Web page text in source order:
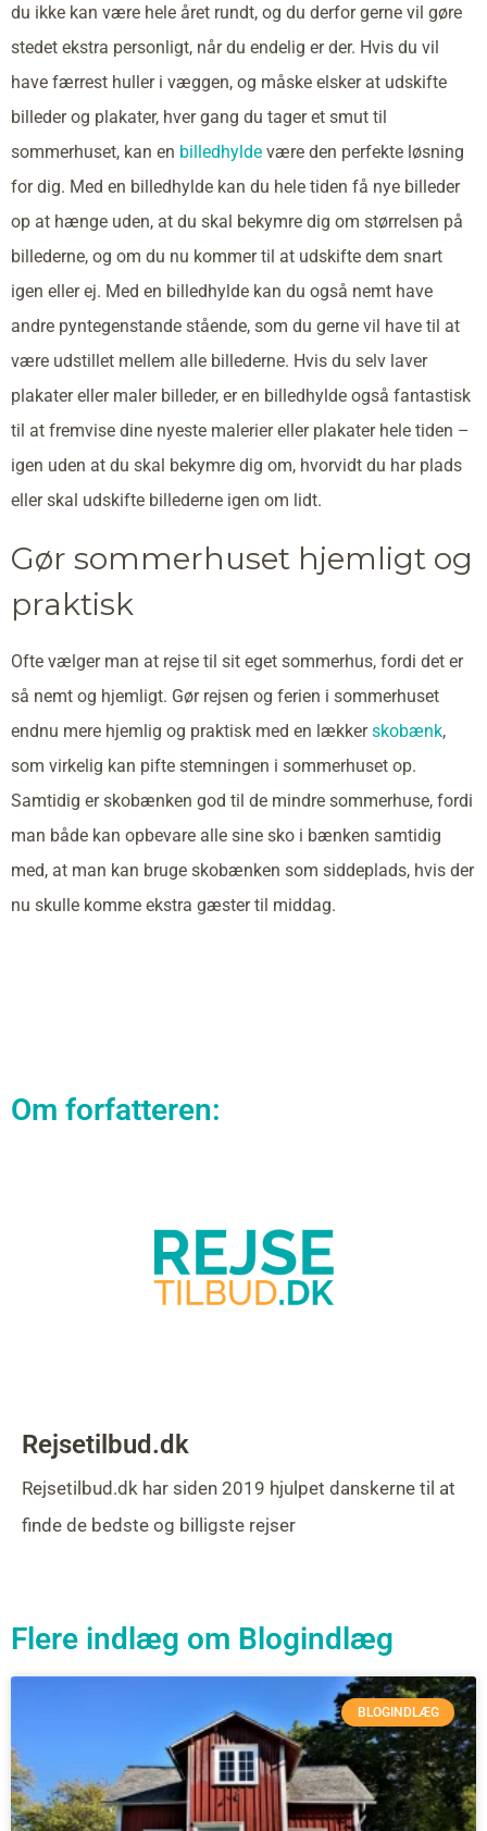
du ikke kan være hele året rundt, og du derfor gerne vil gøre
stedet ekstra personligt, når du endelig er der. Hvis du vil
have færrest huller i væggen, og måske elsker at udskifte
billeder og plakater, hver gang du tager et smut til
sommerhuset, kan en billedhylde være den perfekte løsning
for dig. Med en billedhylde kan du hele tiden få nye billeder
op at hænge uden, at du skal bekymre dig om størrelsen på
billederne, og om du nu kommer til at udskifte dem snart
igen eller ej. Med en billedhylde kan du også nemt have
andre pyntegenstande stående, som du gerne vil have til at
være udstillet mellem alle billederne. Hvis du selv laver
plakater eller maler billeder, er en billedhylde også fantastisk
til at fremvise dine nyeste malerier eller plakater hele tiden –
igen uden at du skal bekymre dig om, hvorvidt du har plads
eller skal udskifte billederne igen om lidt.
Gør sommerhuset hjemligt og
praktisk
Ofte vælger man at rejse til sit eget sommerhus, fordi det er
så nemt og hjemligt. Gør rejsen og ferien i sommerhuset
endnu mere hjemlig og praktisk med en lækkerskobænk,
som virkelig kan pifte stemningen i sommerhuset op.
Samtidig er skobænken god til de mindre sommerhuse, fordi
man både kan opbevare alle sine sko i bænken samtidig
med, at man kan bruge skobænken som siddeplads, hvis der
nu skulle komme ekstra gæster til middag.
Om forfatteren:
Rejsetilbud.dk
Rejsetilbud.dk har siden 2019 hjulpet danskerne til at
finde de bedste og billigste rejser
Flere indlæg om Blogindlæg
BLOGINDLÆG